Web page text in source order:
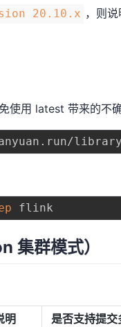
20.10.x ，则
使用 latest 带来的不确
集群模式）
明
是否支持提交